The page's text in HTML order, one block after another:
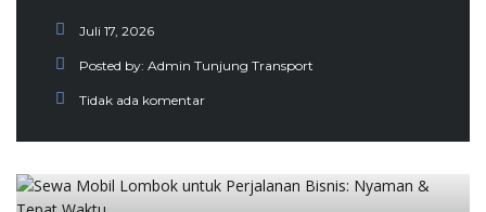
Juli 17, 2026
Posted by: Admin Tunjung Transport
Tidak ada komentar